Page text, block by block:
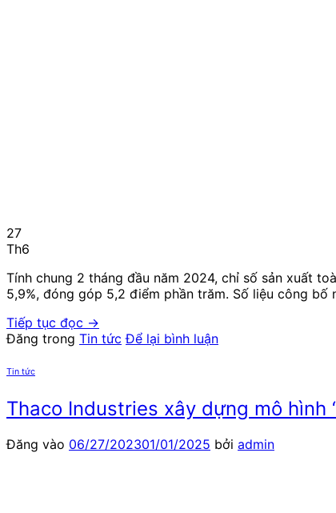
27
Th6
Tính chung 2 tháng đầu năm 2024, chỉ số sản xuất
5,9%, đóng góp 5,2 điểm phần trăm. Số liệu công
Tiếp tục đọc →
Đăng trong Tin tức Để lại bình luận
Tin tức
Thaco Industries xây dựng mô hình
Đăng vào 06/27/202301/01/2025 bởi admin